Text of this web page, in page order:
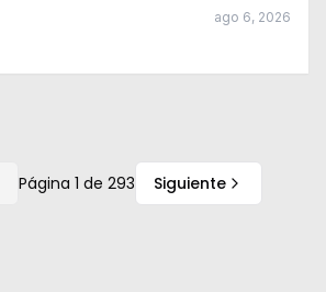
ago 6, 2026
Página 1 de 293 Siguiente